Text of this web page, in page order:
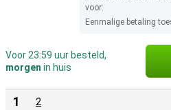
voor:
Eenmalige betaling
Voor 23:59 uur besteld,
morgen in huis
1 2